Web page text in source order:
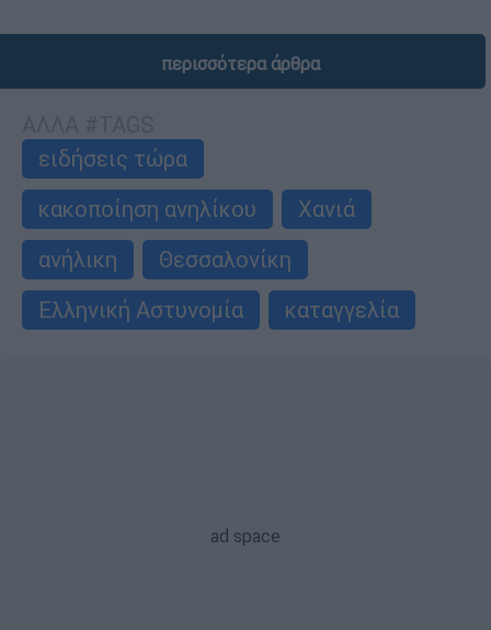
περισσότερα άρθρα
ειδήσεις τώρα
κακοποίηση ανηλίκου
Χανιά
ανήλικη
Θεσσαλονίκη
Ελληνική Αστυνομία
καταγγελία